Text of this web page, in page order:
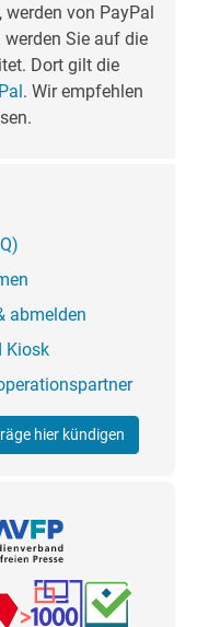
werden von PayPal
werden Sie auf die
Dort gilt die
. Wir empfehlen
abmelden
Kiosk
hier kündigen